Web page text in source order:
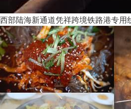
西部陆海新通道凭祥跨境铁路港专用